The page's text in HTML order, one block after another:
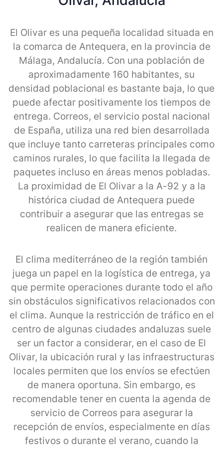
El Olivar es una pequeña localidad situada en
la comarca de Antequera, en la provincia de
Málaga, Andalucía. Con una población de
aproximadamente 160 habitantes, su
densidad poblacional es bastante baja, lo que
puede afectar positivamente los tiempos de
entrega. Correos, el servicio postal nacional
de España, utiliza una red bien desarrollada
que incluye tanto carreteras principales como
caminos rurales, lo que facilita la llegada de
paquetes incluso en áreas menos pobladas.
La proximidad de El Olivar a la A-92 y a la
histórica ciudad de Antequera puede
contribuir a asegurar que las entregas se
realicen de manera eficiente.
El clima mediterráneo de la región también
juega un papel en la logística de entrega, ya
que permite operaciones durante todo el año
sin obstáculos significativos relacionados con
el clima. Aunque la restricción de tráfico en el
centro de algunas ciudades andaluzas suele
ser un factor a considerar, en el caso de El
Olivar, la ubicación rural y las infraestructuras
locales permiten que los envíos se efectúen
de manera oportuna. Sin embargo, es
recomendable tener en cuenta la agenda de
servicio de Correos para asegurar la
recepción de envíos, especialmente en días
festivos o durante el verano, cuando la